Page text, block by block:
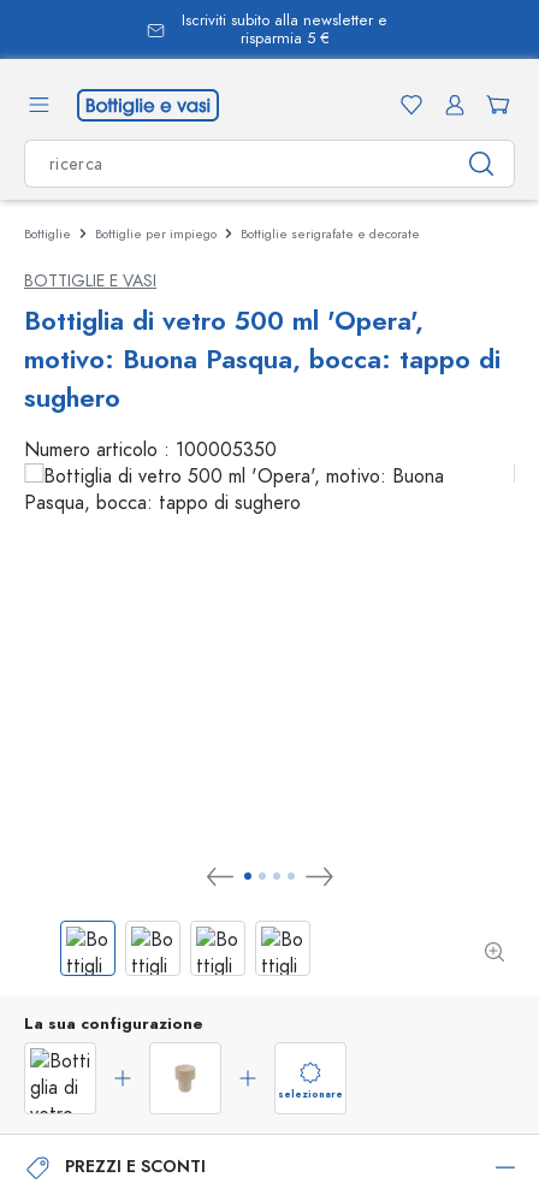
Iscriviti subito alla newsletter e
risparmia 5 €
Bottiglie Bottiglie per impiego Bottiglie serigrafate e decorate
BOTTIGLIE E VASI
Bottiglia di vetro 500 ml 'Opera',
motivo: Buona Pasqua, bocca: tappo di
sughero
Numero articolo : 100005350
La sua configurazione
selezionare
PREZZI E SCONTI